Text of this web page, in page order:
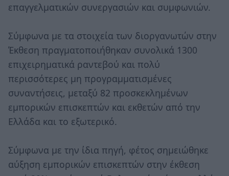
επαγγελματικών συνεργασιών και συμφωνιών.
Σύμφωνα με τα στοιχεία των διοργανωτών στην
Έκθεση πραγματοποιήθηκαν συνολικά 1300
επιχειρηματικά ραντεβού και πολύ
περισσότερες μη προγραμματισμένες
συναντήσεις, μεταξύ 82 προσκεκλημένων
εμπορικών επισκεπτών και εκθετών από την
Ελλάδα και το εξωτερικό.
Σύμφωνα με την ίδια πηγή, φέτος σημειώθηκε
αύξηση εμπορικών επισκεπτών στην έκθεση